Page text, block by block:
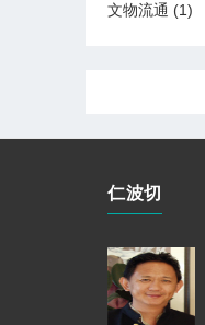
文物流通 (1)
仁波切